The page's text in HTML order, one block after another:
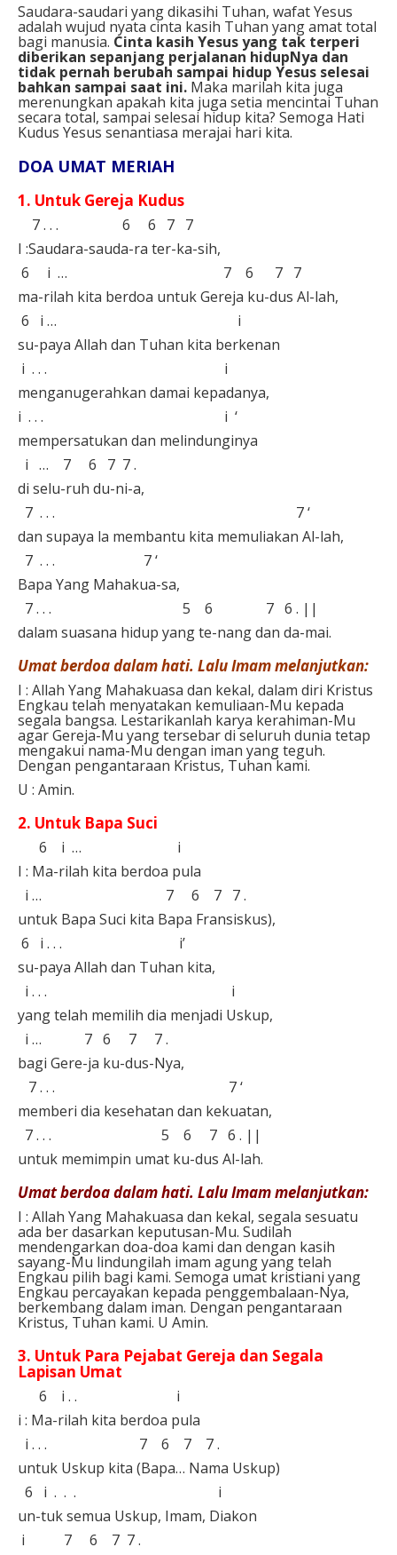
Saudara-saudari yang dikasihi Tuhan, wafat Yesus
adalah wujud nyata cinta kasih Tuhan yang amat total
bagi manusia. Cinta kasih Yesus yang tak terperi
diberikan sepanjang perjalanan hidupNya dan
tidak pernah berubah sampai hidup Yesus selesai
bahkan sampai saat ini. Maka marilah kita juga
merenungkan apakah kita juga setia mencintai Tuhan
secara total, sampai selesai hidup kita? Semoga Hati
Kudus Yesus senantiasa merajai hari kita.
DOA UMAT MERIAH⁣
1. Untuk Gereja Kudus⁣
7 . . . 6 6 7 7⁣
I :Saudara-sauda-ra ter-ka-sih,⁣
6 i … 7 6 7 7⁣
ma-rilah kita berdoa untuk Gereja ku-dus Al-lah,⁣
6 i … i⁣
su-paya Allah dan Tuhan kita berkenan⁣
⁣ i . . . i
menganugerahkan damai kepadanya, ⁣
i . . . i ‘ ⁣
mempersatukan dan melindunginya⁣
i … 7 6 7 7 .
di selu-ruh du-ni-a,⁣
7 . . . 7 ‘⁣
dan supaya la membantu kita memuliakan Al-lah,⁣
7 . . . 7 ‘⁣
Bapa Yang Mahakua-sa,⁣
⁣ 7 . . . 5 6 7 6 . || ⁣
dalam suasana hidup yang te-nang dan da-mai.⁣⁣
Umat berdoa dalam hati. Lalu Imam melanjutkan:⁣
I : Allah Yang Mahakuasa dan kekal, dalam diri Kristus
Engkau telah menyatakan kemuliaan-Mu kepada
segala bangsa. Lestarikanlah karya kerahiman-Mu
agar Gereja-Mu yang tersebar di seluruh dunia tetap
mengakui nama-Mu dengan iman yang teguh.
Dengan pengantaraan Kristus, Tuhan kami.⁣
U : Amin.⁣⁣
2. Untuk Bapa Suci⁣
6 i … ⁣ i
I : Ma-rilah kita berdoa pula⁣
i … 7 6 7 7 . ⁣
untuk Bapa Suci kita Bapa Fransiskus),⁣
6 i . . . i’⁣
su-paya Allah dan Tuhan kita,⁣
i . . . i⁣
yang telah memilih dia menjadi Uskup, ⁣
i … 7 6 7 7 . ⁣
bagi Gere-ja ku-dus-Nya,⁣
7 . . . 7 ‘ ⁣
memberi dia kesehatan dan kekuatan, ⁣
7 . . . 5 6 7 6 . ||⁣
untuk memimpin umat ku-dus Al-lah.⁣⁣
Umat berdoa dalam hati. Lalu Imam melanjutkan:⁣
I : Allah Yang Mahakuasa dan kekal, segala sesuatu
ada ber dasarkan keputusan-Mu. Sudilah
mendengarkan doa-doa kami dan dengan kasih
sayang-Mu lindungilah imam agung yang telah
Engkau pilih bagi kami. Semoga umat kristiani yang
Engkau percayakan kepada penggembalaan-Nya,
berkembang dalam iman. Dengan pengantaraan
Kristus, Tuhan kami. U Amin.⁣
3. Untuk Para Pejabat Gereja dan Segala
Lapisan Umat⁣
⁣ 6 i . . i⁣
i : Ma-rilah kita berdoa pula⁣
i . . . 7 6 7 7 .⁣
untuk Uskup kita (Bapa… Nama Uskup)
6 i . . . i⁣
un-tuk semua Uskup, Imam, Diakon⁣
i 7 6 7 7 . ⁣